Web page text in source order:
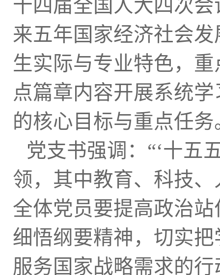
十四届全国人大四次
来五年国家经济社会
生实际与专业特色，
点篇章内容开展系统
的核心目标与重点任务
党支书强调：“‘十五
领，其中教育、科技
全体党员要提高政治
细悟纲要精神，切实
服务国家战略需求的